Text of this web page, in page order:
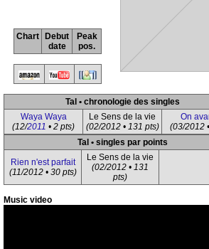
Chart
Debut
date
Peak
pos.
Tal • chronologie des singles
Waya Waya
(12/2011 • 2 pts)
Le Sens de la vie
(02/2012 • 131 pts)
On
(03/2012
Tal • singles par points
Rien n'est parfait
(11/2012 • 30 pts)
Le Sens de la vie
(02/2012 • 131
pts)
Music video